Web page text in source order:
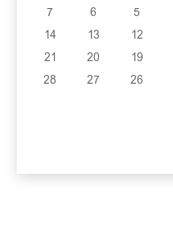
5
6
7
12
13
14
19
20
21
26
27
28